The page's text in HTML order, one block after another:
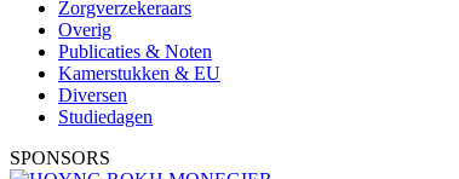
Zorgverzekeraars
Overig
Publicaties & Noten
Kamerstukken & EU
Diversen
Studiedagen
SPONSORS